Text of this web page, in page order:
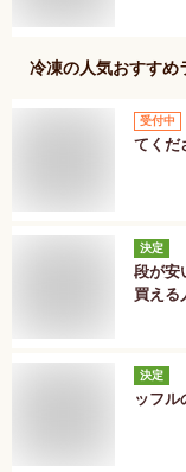
冷凍の人気おすすめ
受付中
てくだ
決定
段が安
買える
決定
ッフル